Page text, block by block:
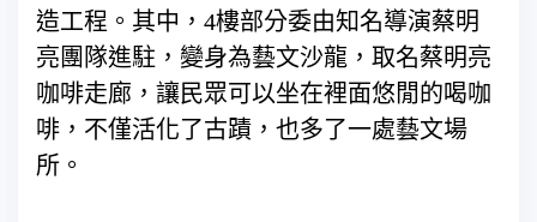
造工程。其中，4樓部分委由知名導演蔡明
亮團隊進駐，變身為藝文沙龍，取名蔡明亮
咖啡走廊，讓民眾可以坐在裡面悠閒的喝咖
啡，不僅活化了古蹟，也多了一處藝文場
所。